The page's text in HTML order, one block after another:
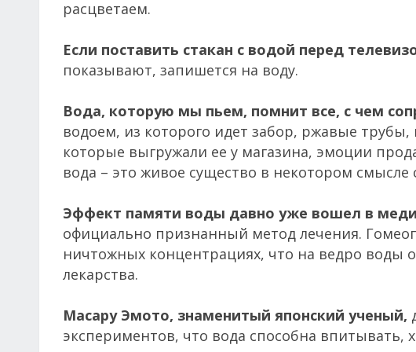
расцветаем.
Если поставить стакан с водой перед
показывают, запишется на воду.
Вода, которую мы пьем, помнит все, с чем
водоем, из которого идет забор, ржавые
которые выгружали ее у магазина, эмоции
вода – это живое существо в некотором смысле
Эффект памяти воды давно уже вошел в
официально признанный метод лечения.
ничтожных концентрациях, что на ведро воды
лекарства.
Масару Эмото, знаменитый японский ученый,
экспериментов, что вода способна впитывать,